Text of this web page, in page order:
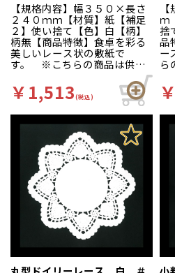
【規格内容】幅３５０×長さ
２４０ｍｍ【材質】紙【補足
２】使い捨て【色】白【柄】
柄無【商品特徴】食卓を彩る
美しいレース状の敷紙で
す。 ※こちらの商品は供給
がやや不安定となっておりま
す。予めご了承ください。
￥1,513(税込)
ｍ
捨
品
ー
ら
承